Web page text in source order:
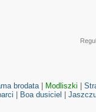
brodata| Modliszki
Boa dusiciel